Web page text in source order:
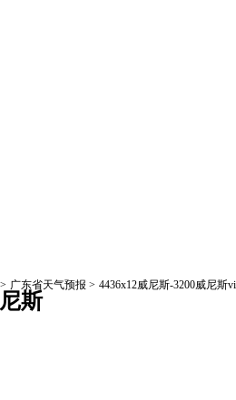
> 广东省天气预报 > 4436x12威尼斯-3200威尼斯
斯